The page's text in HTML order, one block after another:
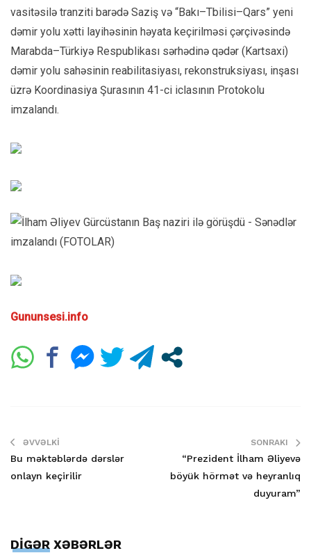
vasitəsilə tranziti barədə Saziş və “Bakı–Tbilisi–Qars” yeni
dəmir yolu xətti layihəsinin həyata keçirilməsi çərçivəsində
Marabda–Türkiyə Respublikası sərhədinə qədər (Kartsaxi)
dəmir yolu sahəsinin reabilitasiyası, rekonstruksiyası, inşası
üzrə Koordinasiya Şurasının 41-ci iclasının Protokolu
imzalandı.
Gununsesi.info
ƏVVƏLKI
Bu məktəblərdə dərslər
onlayn keçirilir
SONRAKI
“Prezident İlham Əliyevə
böyük hörmət və heyranlıq
duyuram”
DİGƏR XƏBƏRLƏR